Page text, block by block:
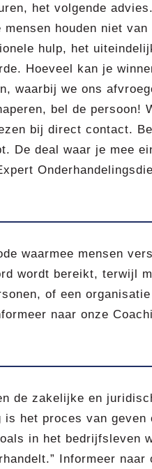
het volgende
houden niet
hulp, het
Hoeveel kan je
waarbij we ons
bel de persoon!
bij direct contact.
De deal waar je mee
waarmee mensen
wordt bereikt, terwijl
of een
naar onze
de zakelijke en
het proces van geven
in het bedrijfsleven
Informeer naar